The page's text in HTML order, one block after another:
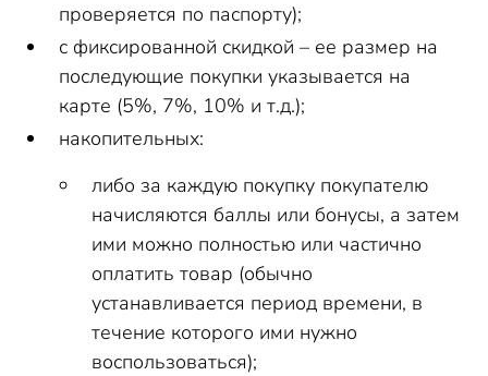
проверяется по паспорту);
с фиксированной скидкой – ее размер на
последующие покупки указывается на
карте (5%, 7%, 10% и т.д.);
накопительных:
либо за каждую покупку покупателю
начисляются баллы или бонусы, а затем
ими можно полностью или частично
оплатить товар (обычно
устанавливается период времени, в
течение которого ими нужно
воспользоваться);